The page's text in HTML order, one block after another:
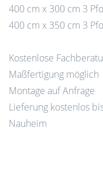
400 cm x 300 cm 3
400 cm x 350 cm 3
Kostenlose
Maßfertigung möglich
Montage auf Anfrage
Lieferung kostenlos
Nauheim